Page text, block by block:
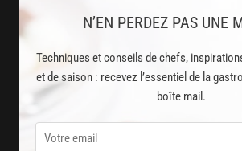
N’EN PERDEZ PAS UNE
Techniques et conseils de chefs,
et de saison : recevez l’essentiel de la
boîte mail.
2000
vidéos de recettes
Des nouveautés
disponibles chaque semaine
Stop pub